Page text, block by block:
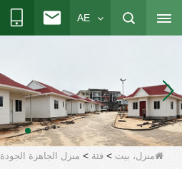
AE
منزل، بيت >فئة > منزل الجاهزة الجودة